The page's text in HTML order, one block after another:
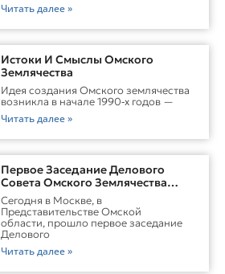
Читать далее »
Истоки И Смыслы Омского
Землячества
Идея создания Омского землячества
возникла в начале 1990‑х годов —
Читать далее »
Первое Заседание Делового
Совета Омского Землячества
Прошло С Участием Губернатора
Омской Области
Сегодня в Москве, в
Представительстве Омской
области, прошло первое заседание
Делового
Читать далее »